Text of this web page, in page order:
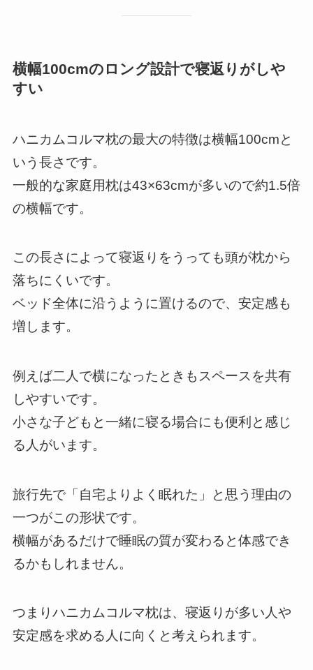
横幅100cmのロング設計で寝返りがしや
すい
ハニカムコルマ枕の最大の特徴は横幅100cmと
いう長さです。
一般的な家庭用枕は43×63cmが多いので約1.5倍
の横幅です。
この長さによって寝返りをうっても頭が枕から
落ちにくいです。
ベッド全体に沿うように置けるので、安定感も
増します。
例えば二人で横になったときもスペースを共有
しやすいです。
小さな子どもと一緒に寝る場合にも便利と感じ
る人がいます。
旅行先で「自宅よりよく眠れた」と思う理由の
一つがこの形状です。
横幅があるだけで睡眠の質が変わると体感でき
るかもしれません。
つまりハニカムコルマ枕は、寝返りが多い人や
安定感を求める人に向くと考えられます。